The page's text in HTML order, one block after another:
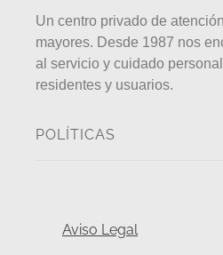
Un centro privado de
mayores. Desde 1987 nos
al servicio y cuidado
residentes y usuarios.
POLÍTICAS
Aviso Legal